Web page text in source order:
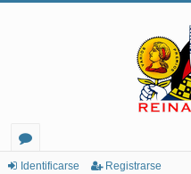
or
Identificarse Registrarse